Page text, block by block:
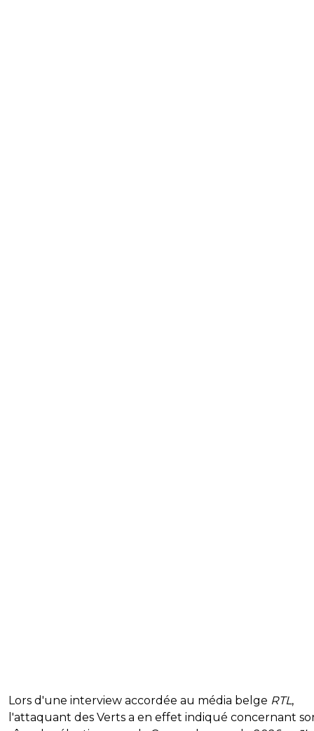
Lors d'une interview accordée au média belge RTL,
l'attaquant des Verts a en effet indiqué concernant